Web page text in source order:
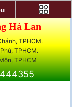
Hà Lan
TPHCM.
TPHCM.
TPHCM